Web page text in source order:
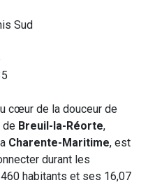
Sud
cœur de la douceur de
de Breuil-la-Réorte,
Charente-Maritime, est
durant les
habitants et ses 16,07